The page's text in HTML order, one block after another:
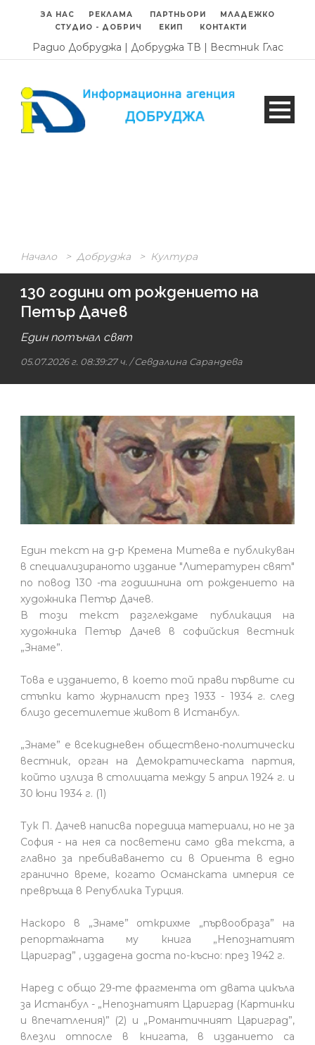
ЗА НАС РЕКЛАМА ПАРТНЬОРИ
МЛАДЕЖКО
СТУДИО - ДОБРИЧ
ЕКИП КОНТАКТИ
Радио Добруджа | Добруджа ТВ | Вестник Глас
Начало > Добруджа > Култура
130 години от рождението на
Петър Дачев
Един потънал свят
05.07.2026 г. 08:39:27 ч. /Севдалина Сарандева
Един текст на д-р Кремена Митева е публикуван
в специализираното издание "Литературен свят"
по повод 130 -та годишнина от рождението на
художника Петър Дачев.
В този текст разглеждаме публикация на
художника Петър Дачев в софийския вестник
„Знаме”.
Това е изданието, в което той прави първите си
стъпки като журналист през 1933 - 1934 г. след
близо десетилетие живот в Истанбул.
„Знаме” е всекидневен обществено-политически
вестник, орган на Демократическата партия,
който излиза в столицата между 5 април 1924 г. и
30 юни 1934 г. (1)
Тук П. Дачев написва поредица материали, но не за
София - на нея са посветени само два текста, а
главно за пребиваването си в Ориента в едно
гранично време, когато Османската империя се
превръща в Република Турция.
Наскоро в „Знаме” открихме „първообраза” на
репортажната му книга „Непознатият
Цариград” , издадена доста по-късно: през 1942 г.
Наред с общо 29-те фрагмента от двата цикъла
за Истанбул - „Непознатият Цариград (Картинки
и впечатления)” (2) и „Романтичният Цариград”,
влезли отпосле в книгата, в изданието са